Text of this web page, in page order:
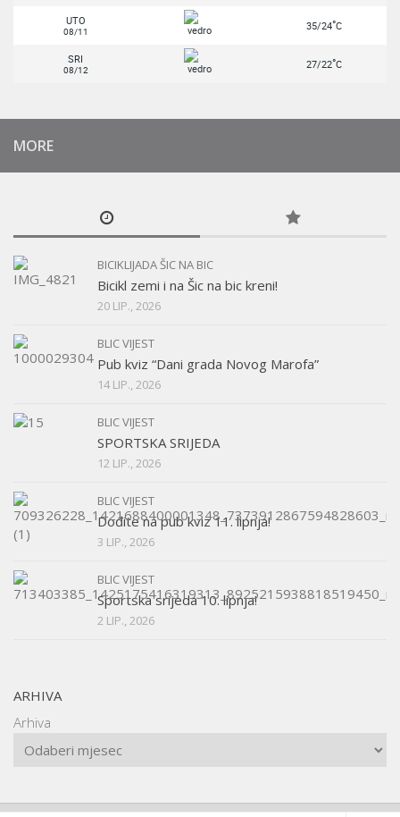
UTO
08/11 35/24°C
SRI
08/12 27/22°C
MORE
BICIKLIJADA ŠIC NA BIC
Bicikl zemi i na Šic na bic kreni!
20 LIP., 2026
BLIC VIJEST
Pub kviz “Dani grada Novog Marofa”
14 LIP., 2026
BLIC VIJEST
SPORTSKA SRIJEDA
12 LIP., 2026
BLIC VIJEST
Dođite na pub kviz 11. lipnja!
3 LIP., 2026
BLIC VIJEST
Sportska srijeda 10. lipnja!
2 LIP., 2026
ARHIVA
Arhiva